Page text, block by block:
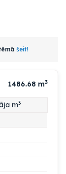
šeit!
1486.68 m3
m3